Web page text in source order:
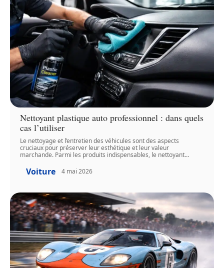
Nettoyant plastique auto professionnel : dans quels
cas l’utiliser
Le nettoyage et l’entretien des véhicules sont des aspects
cruciaux pour préserver leur esthétique et leur valeur
marchande. Parmi les produits indispensables, le nettoyant…
Voiture 4 mai 2026